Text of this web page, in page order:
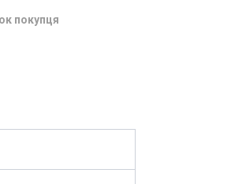
покупця